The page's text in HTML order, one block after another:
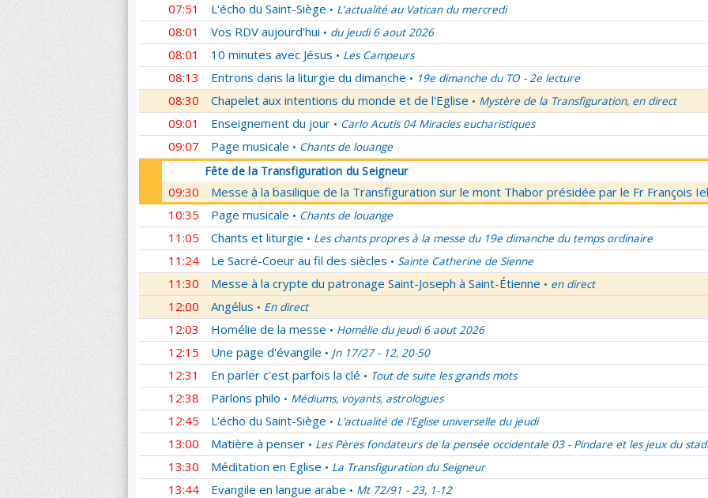
07:51 L'écho du Saint-Siège • L'actualité au Vatican du mercredi
08:01 Vos RDV aujourd'hui • du jeudi 6 aout 2026
08:01 10 minutes avec Jésus • Les Campeurs
08:13 Entrons dans la liturgie du dimanche • 19e dimanche du TO - 2e lecture
08:30 Chapelet aux intentions du monde et de l'Eglise • Mystère de la Transfiguration, en direct
09:01 Enseignement du jour • Carlo Acutis 04 Miracles eucharistiques
09:07 Page musicale • Chants de louange
Fête de la Transfiguration du Seigneur
09:30
Messe à la basilique de la Transfiguration sur le mont Thabor présidée par le Fr François
10:35
Page musicale • Chants de louange
11:05 Chants et liturgie • Les chants propres à la messe du 19e dimanche du temps ordinaire
11:24 Le Sacré-Coeur au fil des siècles • Sainte Catherine de Sienne
11:30 Messe à la crypte du patronage Saint-Joseph à Saint-Étienne • en direct
12:00 Angélus • En direct
12:03 Homélie de la messe • Homélie du jeudi 6 aout 2026
12:15 Une page d'évangile • Jn 17/27 - 12, 20-50
12:31 En parler c'est parfois la clé • Tout de suite les grands mots
12:38 Parlons philo • Médiums, voyants, astrologues
12:45 L'écho du Saint-Siège • L'actualité de l'Eglise universelle du jeudi
13:00 Matière à penser • Les Pères fondateurs de la pensée occidentale 03 - Pindare et les jeux du
13:30 Méditation en Eglise • La Transfiguration du Seigneur
13:44 Evangile en langue arabe • Mt 72/91 - 23, 1-12